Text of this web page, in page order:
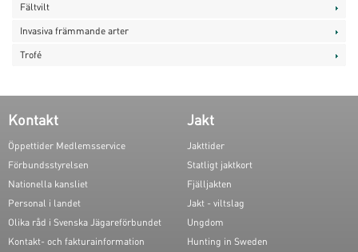
Fältvilt
Invasiva främmande arter
Trofé
Kontakt
Öppettider Medlemsservice
Förbundsstyrelsen
Nationella kansliet
Personal i landet
Olika råd i Svenska Jägareförbundet
Kontakt- och fakturainformation
Jakt
Jakttider
Statligt jaktkort
Fjälljakten
Jakt - viltslag
Ungdom
Hunting in Sweden